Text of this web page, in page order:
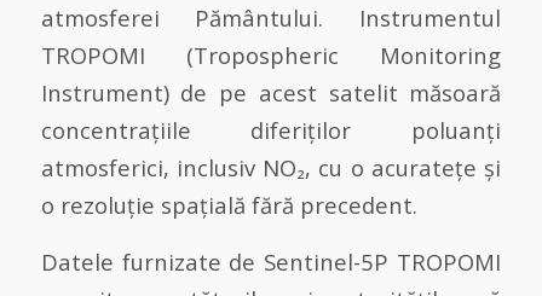
atmosferei Pământului. Instrumentul
TROPOMI (Tropospheric Monitoring
Instrument) de pe acest satelit măsoară
concentrațiile diferiților poluanți
atmosferici, inclusiv NO₂, cu o acuratețe și
o rezoluție spațială fără precedent.
Datele furnizate de Sentinel-5P TROPOMI